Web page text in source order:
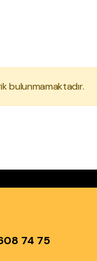
bulunmamaktadır.
74 75